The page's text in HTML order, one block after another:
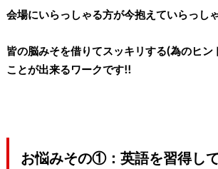
会場にいらっしゃる方が今抱えていらっし
皆の脳みそを借りてスッキリする(為のヒン
ことが出来るワークです!!
お悩みその①： 英語を習得し